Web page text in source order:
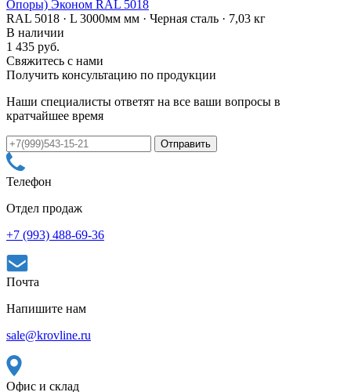
Опоры) Эконом RAL 5018
RAL 5018 · L 3000мм мм · Черная сталь · 7,03 кг
В наличии
1 435 руб.
Свяжитесь с нами
Получить консультацию по продукции
Наши специалисты ответят на все ваши вопросы в
кратчайшее время
Телефон
Отдел продаж
+7 (993) 488-69-36
Почта
Напишите нам
sale@krovline.ru
Офис и склад